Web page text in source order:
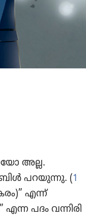
അല്ല.
പറയുന്നു. (1
എന്ന്‌
പദം വന്നിരി​